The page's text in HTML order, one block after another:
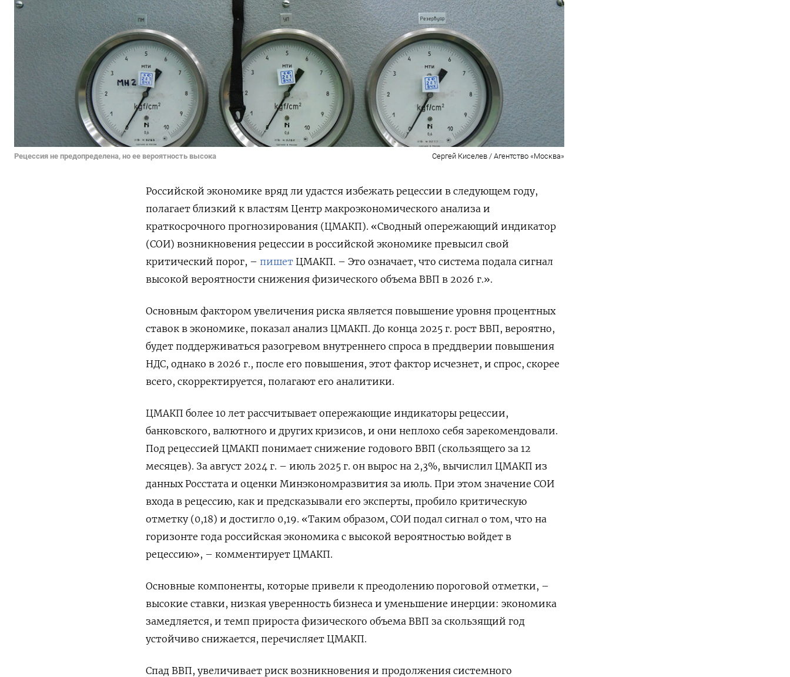
Рецессия не предопределена, но ее вероятность высока Сергей Киселев / Агентство «Москва»
Российской экономике вряд ли удастся избежать рецессии в следующем году,
полагает близкий к властям Центр макроэкономического анализа и
краткосрочного прогнозирования (ЦМАКП). «Сводный опережающий индикатор
(СОИ) возникновения рецессии в российской экономике превысил свой
критический порог, – пишет ЦМАКП. – Это означает, что система подала сигнал
высокой вероятности снижения физического объема ВВП в 2026 г.».
Основным фактором увеличения риска является повышение уровня процентных
ставок в экономике, показал анализ ЦМАКП. До конца 2025 г. рост ВВП, вероятно,
будет поддерживаться разогревом внутреннего спроса в преддверии повышения
НДС, однако в 2026 г., после его повышения, этот фактор исчезнет, и спрос, скорее
всего, скорректируется, полагают его аналитики.
ЦМАКП более 10 лет рассчитывает опережающие индикаторы рецессии,
банковского, валютного и других кризисов, и они неплохо себя зарекомендовали.
Под рецессией ЦМАКП понимает снижение годового ВВП (скользящего за 12
месяцев). За август 2024 г. – июль 2025 г. он вырос на 2,3%, вычислил ЦМАКП из
данных Росстата и оценки Минэкономразвития за июль. При этом значение СОИ
входа в рецессию, как и предсказывали его эксперты, пробило критическую
отметку (0,18) и достигло 0,19. «Таким образом, СОИ подал сигнал о том, что на
горизонте года российская экономика с высокой вероятностью войдет в
рецессию», – комментирует ЦМАКП.
Основные компоненты, которые привели к преодолению пороговой отметки, –
высокие ставки, низкая уверенность бизнеса и уменьшение инерции: экономика
замедляется, и темп прироста физического объема ВВП за скользящий год
устойчиво снижается, перечисляет ЦМАКП.
Спад ВВП, увеличивает риск возникновения и продолжения системного